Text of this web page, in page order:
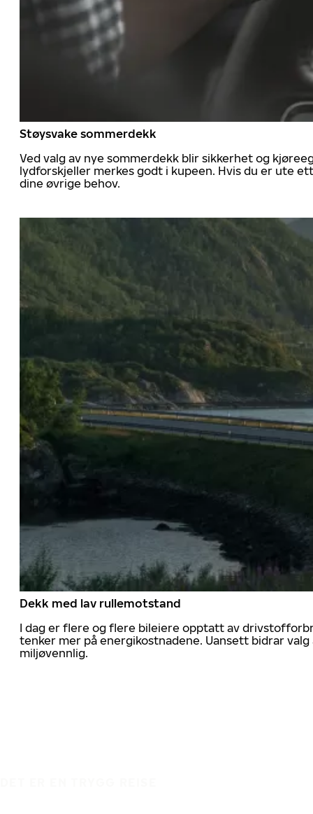
Støysvake sommerdekk
Ved valg av nye sommerdekk blir sikkerhet og
lydforskjeller merkes godt i kupeen. Hvis du er ute
dine øvrige behov.
Dekk med lav rullemotstand
I dag er flere og flere bileiere opptatt av
tenker mer på energikostnadene. Uansett bidrar
miljøvennlig.